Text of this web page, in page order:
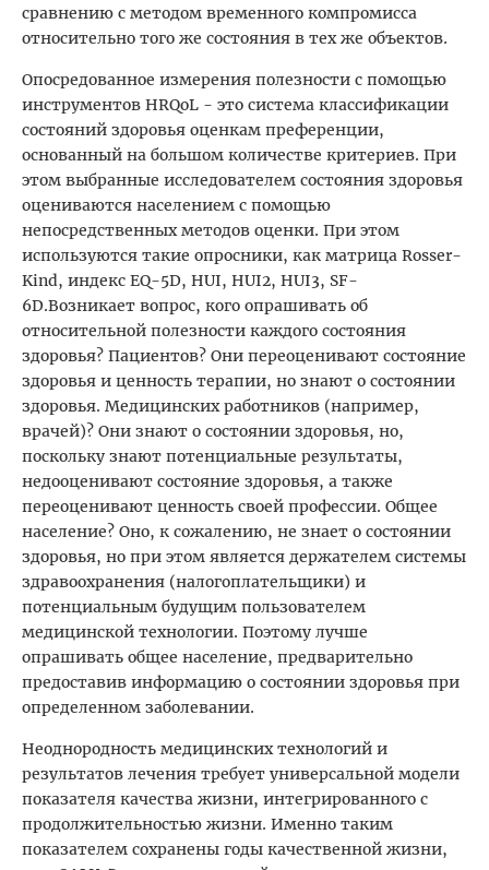
сравнению с методом временного компромисса
относительно того же состояния в тех же объектов.
Опосредованное измерения полезности с помощью
инструментов HRQoL - это система классификации
состояний здоровья оценкам преференции,
основанный на большом количестве критериев. При
этом выбранные исследователем состояния здоровья
оцениваются населением с помощью
непосредственных методов оценки. При этом
используются такие опросники, как матрица Rosser-
Kind, индекс EQ-5D, HUI, HUI2, HUI3, SF-
6D.Возникает вопрос, кого опрашивать об
относительной полезности каждого состояния
здоровья? Пациентов? Они переоценивают состояние
здоровья и ценность терапии, но знают о состоянии
здоровья. Медицинских работников (например,
врачей)? Они знают о состоянии здоровья, но,
поскольку знают потенциальные результаты,
недооценивают состояние здоровья, а также
переоценивают ценность своей профессии. Общее
население? Оно, к сожалению, не знает о состоянии
здоровья, но при этом является держателем системы
здравоохранения (налогоплательщики) и
потенциальным будущим пользователем
медицинской технологии. Поэтому лучше
опрашивать общее население, предварительно
предоставив информацию о состоянии здоровья при
определенном заболевании.
Неоднородность медицинских технологий и
результатов лечения требует универсальной модели
показателя качества жизни, интегрированного с
продолжительностью жизни. Именно таким
показателем сохранены годы качественной жизни,